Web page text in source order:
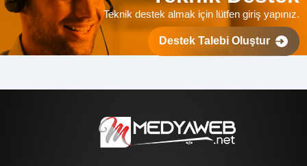
Teknik destek almak için lütfen giriş yapınız.
Destek Talebi Oluştur